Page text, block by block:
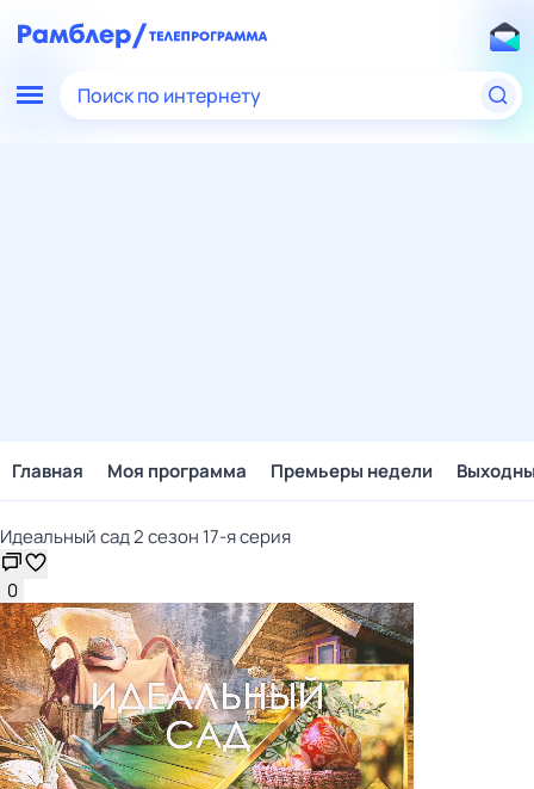
Поиск по интернету
Главная Моя программа Премьеры недели
Идеальный сад 2 сезон 17-я серия
0